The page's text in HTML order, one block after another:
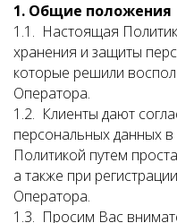
1. Общие положения
1.1. Настоящая
хранения и защиты
которые решили
Оператора.
1.2. Клиенты дают
персональных данных
Политикой путем
а также при
Оператора.
1.3. Просим Вас